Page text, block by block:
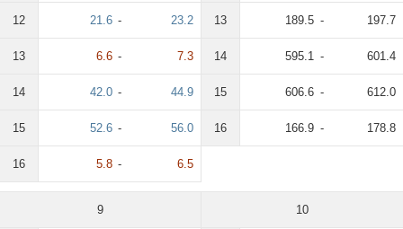
12 21.6 - 23.2
13 6.6 - 7.3
14 42.0 - 44.9
15 52.6 - 56.0
16 5.8 - 6.5
13 189.5 - 197.7
14 595.1 - 601.4
15 606.6 - 612.0
16 166.9 - 178.8
9 10